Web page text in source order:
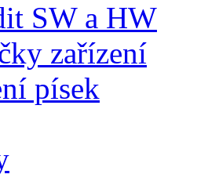
SW a HW
zařízení
písek